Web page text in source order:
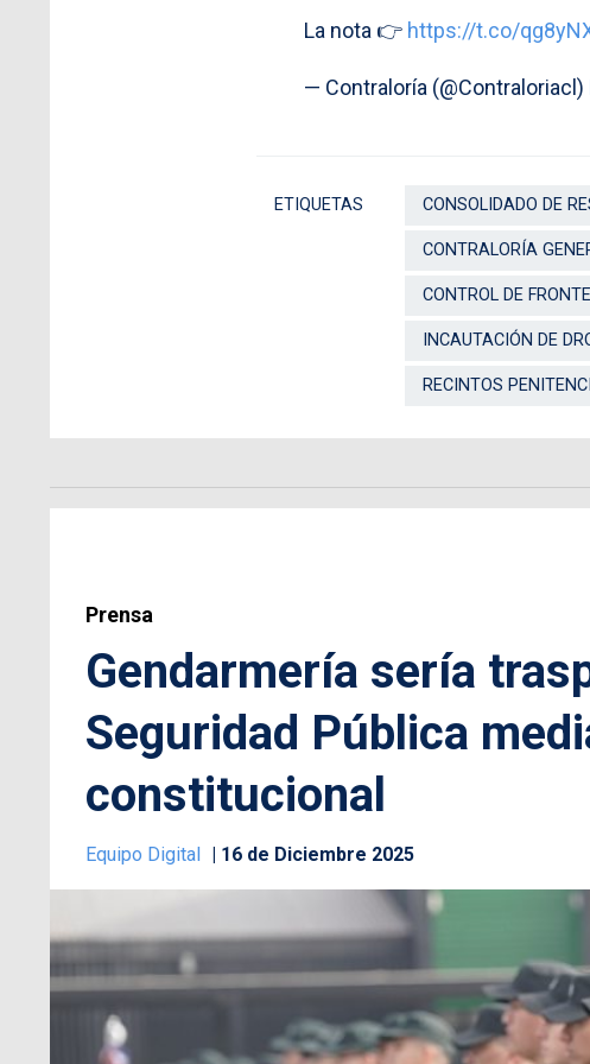
La nota 👉 https://t.co/
— Contraloría (@Contraloriacl)
ETIQUETAS CONSOLIDADO DE
CONTRALORÍA
CONTROL DE
INCAUTACIÓN DE
RECINTOS
Prensa
Gendarmería sería
Seguridad Pública
constitucional
Equipo Digital 16 de Diciembre 2025